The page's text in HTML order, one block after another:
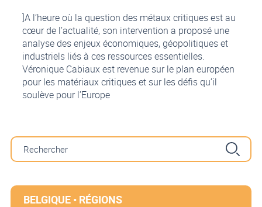
]A l’heure où la question des métaux critiques est au
cœur de l’actualité, son intervention a proposé une
analyse des enjeux économiques, géopolitiques et
industriels liés à ces ressources essentielles.
Véronique Cabiaux est revenue sur le plan européen
pour les matériaux critiques et sur les défis qu’il
soulève pour l’Europe
BELGIQUE • RÉGIONS